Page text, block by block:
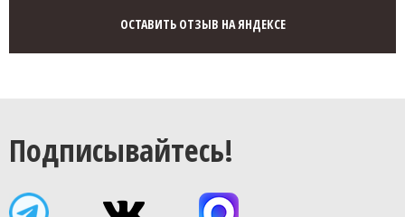
ОСТАВИТЬ ОТЗЫВ НА ЯНДЕКСЕ
Подписывайтесь!